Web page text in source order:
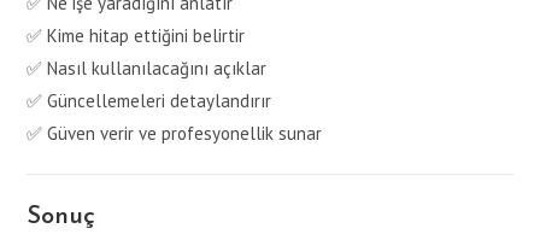
✅ Kime hitap ettiğini belirtir
✅ Nasıl kullanılacağını açıklar
✅ Güncellemeleri detaylandırır
✅ Güven verir ve profesyonellik sunar
Sonuç